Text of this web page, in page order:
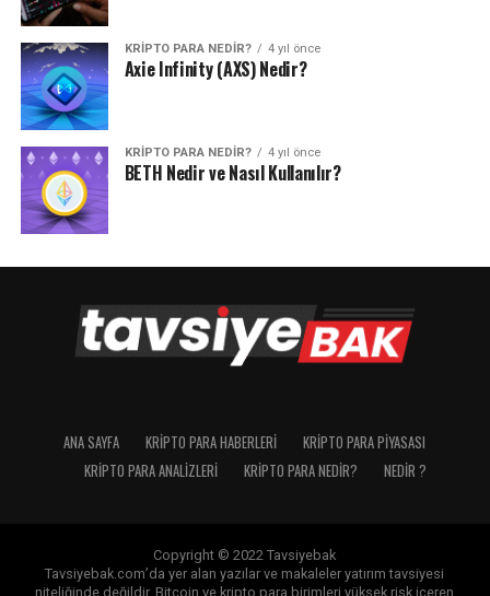
KRIPTO PARA NEDIR? 4 yıl önce
Axie Infinity (AXS) Nedir?
KRIPTO PARA NEDIR? 4 yıl önce
BETH Nedir ve Nasıl Kullanılır?
ANA SAYFA KRIPTO PARA HABERLERI
KRIPTO PARA PIYASASI
KRIPTO PARA ANALIZLERI
KRIPTO PARA NEDIR? NEDIR ?
Copyright © 2022 Tavsiyebak
Tavsiyebak.com’da yer alan yazılar ve makaleler yatırım tavsiyesi
niteliğinde değildir. Bitcoin ve kripto para birimleri yüksek risk içeren